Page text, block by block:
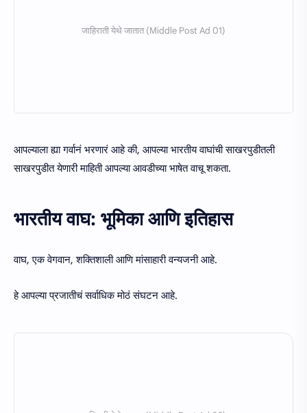
आपल्याला ह्या गर्वानं भरणारं आहे की, आपल्या भारतीय वाघांची साखरपुडीतली
साखरपुडीत येणारी माहिती आपल्या आवडीच्या भाषेत वाचू शकता.
भारतीय वाघ: भूमिका आणि इतिहास
वाघ, एक वेगवान, शक्तिशाली आणि मांसाहारी वन्यजनी आहे.
हे आपल्या प्रजातीचं सर्वाधिक मोठं संघटन आहे.